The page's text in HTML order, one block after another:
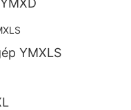
YMXLS